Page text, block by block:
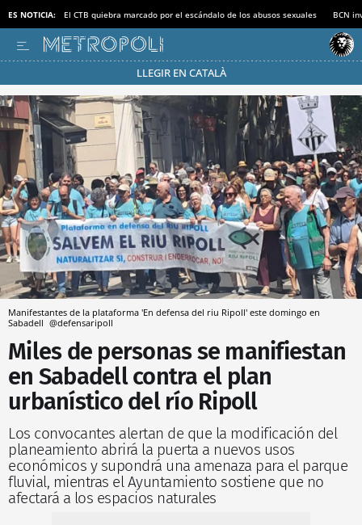
ES NOTICIA: El CTB quiebra marcado por el escándalo de los abusos sexuales BCN
LLEGIR EN CATALÀ
Pásate al MODO AHORRO
Manifestantes de la plataforma 'En defensa del riu Ripoll' este domingo en
Sabadell @defensaripoll
Miles de personas se manifiestan
en Sabadell contra el plan
urbanístico del río Ripoll
Los convocantes alertan de que la modificación del
planeamiento abrirá la puerta a nuevos usos
económicos y supondrá una amenaza para el parque
fluvial, mientras el Ayuntamiento sostiene que no
afectará a los espacios naturales